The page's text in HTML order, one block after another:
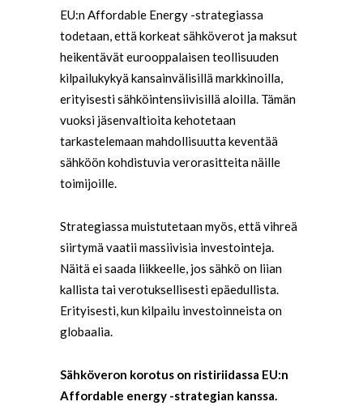
EU:n Affordable Energy -strategiassa
todetaan, että korkeat sähköverot ja maksut
heikentävät eurooppalaisen teollisuuden
kilpailukykyä kansainvälisillä markkinoilla,
erityisesti sähköintensiivisillä aloilla. Tämän
vuoksi jäsenvaltioita kehotetaan
tarkastelemaan mahdollisuutta keventää
sähköön kohdistuvia verorasitteita näille
toimijoille.
Strategiassa muistutetaan myös, että vihreä
siirtymä vaatii massiivisia investointeja.
Näitä ei saada liikkeelle, jos sähkö on liian
kallista tai verotuksellisesti epäedullista.
Erityisesti, kun kilpailu investoinneista on
globaalia.
Sähköveron korotus on ristiriidassa EU:n
Affordable energy -strategian kanssa.